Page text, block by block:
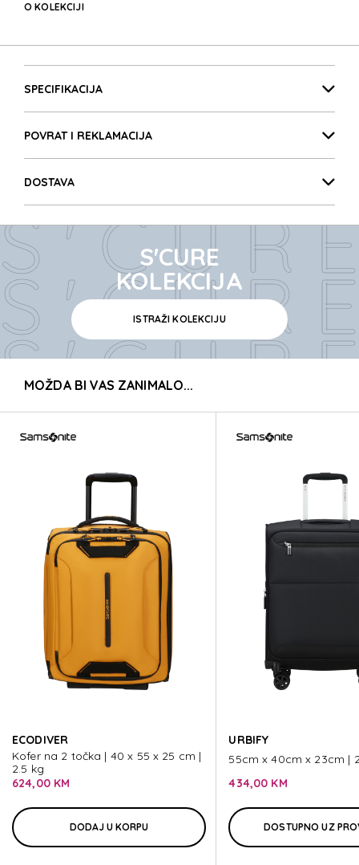
O KOLEKCIJI
SPECIFIKACIJA
POVRAT I REKLAMACIJA
DOSTAVA
S'CURE
S'CURE
S'CURE
S'CURE
S'CURE
S'CURE
S'CURE
S'CURE
S'CURE
S'CURE
S'CURE
S'CURE
S'CURE
S'CURE
KOLEKCIJA
ISTRAŽI KOLEKCIJU
MOŽDA BI VAS ZANIMALO...
ECODIVER
Kofer na 2 točka | 40 x 55 x 25 cm |
2.5 kg
624,00 KM
DODAJ U KORPU
URBIFY
55cm x 40cm x 23cm |
434,00 KM
DOSTUPNO UZ